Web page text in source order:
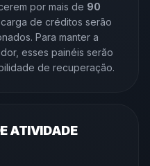
por mais de 90
de créditos serão
Para manter a
esses painéis serão
de recuperação.
ATIVIDADE